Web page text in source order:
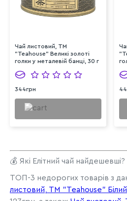
Чай листовий, ТМ
"Teahouse" Великі золоті
голки у металевій банці, 30 г
344грн
💰 Які Елітний чай найдешевші?
ТОП-3 недорогих товарів з
листовий, ТМ "Teahouse" Білий